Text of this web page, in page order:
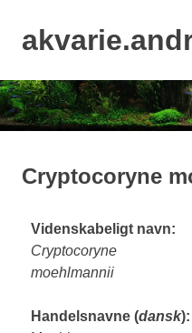
content
Cryptocoryne
Videnskabeligt navn:
Cryptocoryne
moehlmannii
Handelsnavne (dansk):